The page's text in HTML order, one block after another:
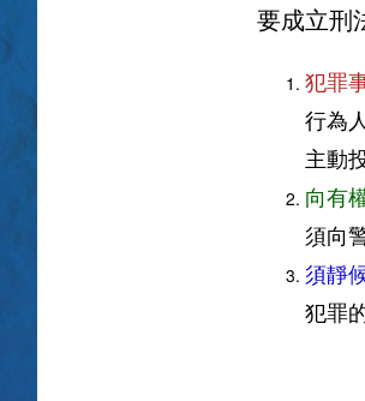
要成立刑
犯罪
行為
主動
向有
須向
須靜
犯罪